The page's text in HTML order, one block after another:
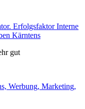
gut
Werbung, Marketing,